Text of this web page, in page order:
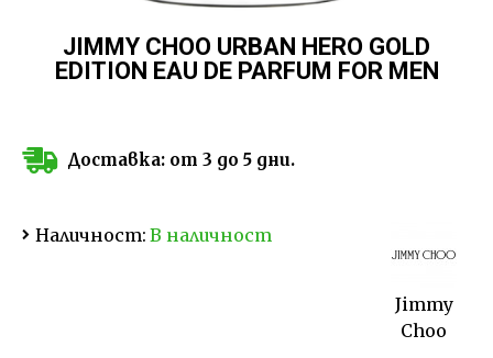
JIMMY CHOO URBAN HERO GOLD
EDITION EAU DE PARFUM FOR MEN
Доставка: от 3 до 5 дни.
Наличност: В наличност
Jimmy
Choo